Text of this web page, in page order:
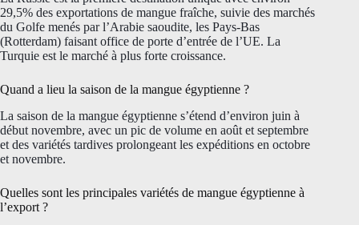
29,5% des exportations de mangue fraîche, suivie des marchés
du Golfe menés par l’Arabie saoudite, les Pays-Bas
(Rotterdam) faisant office de porte d’entrée de l’UE. La
Turquie est le marché à plus forte croissance.
Quand a lieu la saison de la mangue égyptienne ?
La saison de la mangue égyptienne s’étend d’environ juin à
début novembre, avec un pic de volume en août et septembre
et des variétés tardives prolongeant les expéditions en octobre
et novembre.
Quelles sont les principales variétés de mangue égyptienne à
l’export ?